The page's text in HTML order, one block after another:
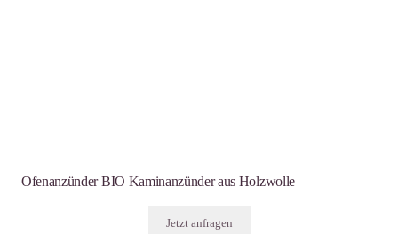
Ofenanzünder BIO Kaminanzünder aus Holzwolle
Jetzt anfragen